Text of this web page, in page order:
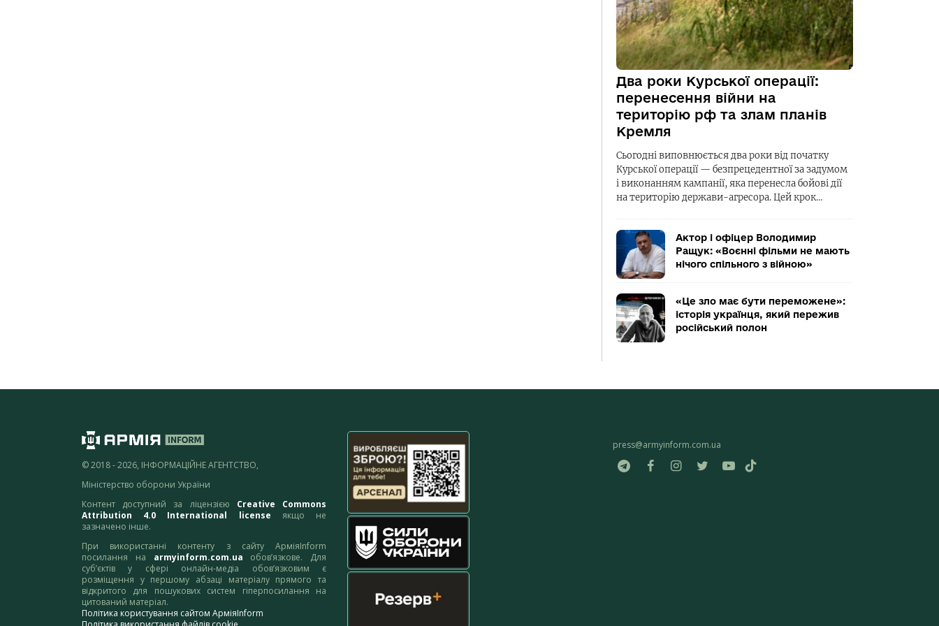
Два роки Курської операції:
перенесення війни на
територію рф та злам планів
Кремля
Сьогодні виповнюється два роки від початку
Курської операції — безпрецедентної за задумом
і виконанням кампанії, яка перенесла бойові дії
на територію держави-агресора. Цей крок…
Актор і офіцер Володимир
Ращук: «Воєнні фільми не мають
нічого спільного з війною»
«Це зло має бути переможене»:
історія українця, який пережив
російський полон
© 2018 - 2026, ІНФОРМАЦІЙНЕ АГЕНТСТВО,
Міністерство оборони України
Контент доступний за ліцензією Creative Commons
Attribution 4.0 International license якщо не
зазначено інше.
При використанні контенту з сайту АрміяInform
посилання на armyinform.com.ua обов’язкове. Для
суб’єктів у сфері онлайн-медіа обов’язковим є
розміщення у першому абзаці матеріалу прямого та
відкритого для пошукових систем гіперпосилання на
цитований матеріал.
Політика користування сайтом АрміяInform
press@armyinform.com.ua